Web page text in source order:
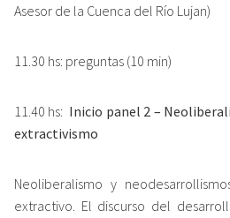
Asesor de la Cuenca del Río Lujan)
11.30 hs: preguntas (10 min)
11.40 hs: Inicio panel 2 –
extractivismo
Neoliberalismo y
extractivo. El discurso del